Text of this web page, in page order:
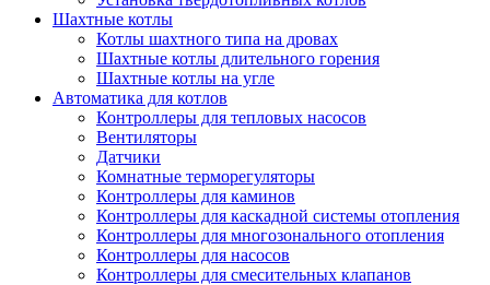
Шахтные котлы
Котлы шахтного типа на дровах
Шахтные котлы длительного горения
Шахтные котлы на угле
Автоматика для котлов
Контроллеры для тепловых насосов
Вентиляторы
Датчики
Комнатные терморегуляторы
Контроллеры для каминов
Контроллеры для каскадной системы отопления
Контроллеры для многозонального отопления
Контроллеры для насосов
Контроллеры для смесительных клапанов